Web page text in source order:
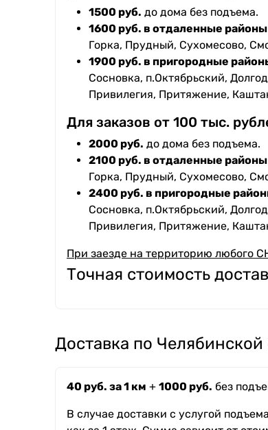
1500 руб. до дома без подъема.
1600 руб. в отдаленные районы
Горка, Прудный, Сухомесово,
1900 руб. в пригородные
Сосновка, п.Октябрьский,
Привилегия, Притяжение,
Для заказов от 100 тыс.
2000 руб. до дома без подъема.
2100 руб. в отдаленные районы
Горка, Прудный, Сухомесово,
2400 руб. в пригородные
Сосновка, п.Октябрьский,
Привилегия, Притяжение,
При заезде на территорию любого
Точная стоимость
Доставка по Челябинской
40 руб. за 1 км + 1000 руб. без
В случае доставки с услугой